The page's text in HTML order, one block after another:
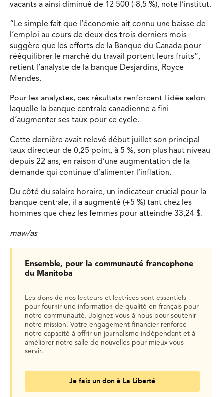
vacants a ainsi diminué de 12 500 (-8,5 %), note l’institut.
“Le simple fait que l’économie ait connu une baisse de
l’emploi au cours de deux des trois derniers mois
suggère que les efforts de la Banque du Canada pour
rééquilibrer le marché du travail portent leurs fruits”,
retient l’analyste de la banque Desjardins, Royce
Mendes.
Pour les analystes, ces résultats renforcent l’idée selon
laquelle la banque centrale canadienne a fini
d’augmenter ses taux pour ce cycle.
Cette dernière avait relevé début juillet son principal
taux directeur de 0,25 point, à 5 %, son plus haut niveau
depuis 22 ans, en raison d’une augmentation de la
demande qui continue d’alimenter l’inflation.
Du côté du salaire horaire, un indicateur crucial pour la
banque centrale, il a augmenté (+5 %) tant chez les
hommes que chez les femmes pour atteindre 33,24 $.
maw/as
Ensemble, pour la communauté francophone
du Manitoba
Les dons de nos lecteurs et lectrices sont essentiels
pour fournir une information de qualité en français pour
notre communauté. Joignez-vous à nous pour soutenir
notre mission. Votre engagement financier renforce
notre capacité à offrir un journalisme indépendant et à
améliorer notre salle de nouvelles pour mieux vous
servir.
Je fais un don à La Liberté